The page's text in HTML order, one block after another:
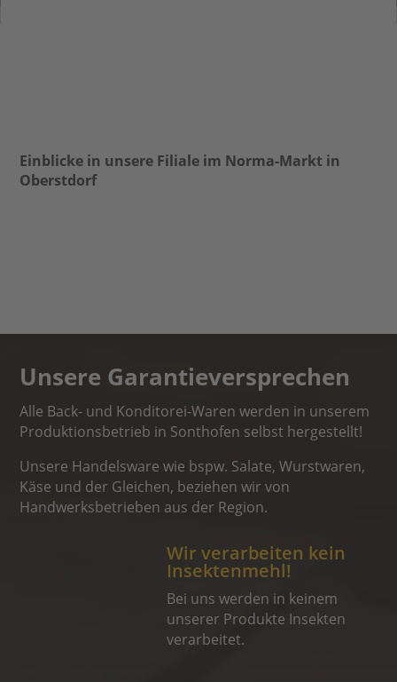
Einblicke in unsere Filiale im Norma-Markt in
Oberstdorf
Unsere Garantieversprechen
Alle Back- und Konditorei-Waren werden in unserem
Produktionsbetrieb in Sonthofen selbst hergestellt!
Unsere Handelsware wie bspw. Salate, Wurstwaren,
Käse und der Gleichen, beziehen wir von
Handwerksbetrieben aus der Region.
Wir verarbeiten kein
Insektenmehl!
Bei uns werden in keinem
unserer Produkte Insekten
verarbeitet.